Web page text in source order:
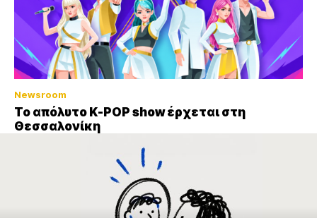
Newsroom
Το απόλυτο K-POP show έρχεται στη
Θεσσαλονίκη